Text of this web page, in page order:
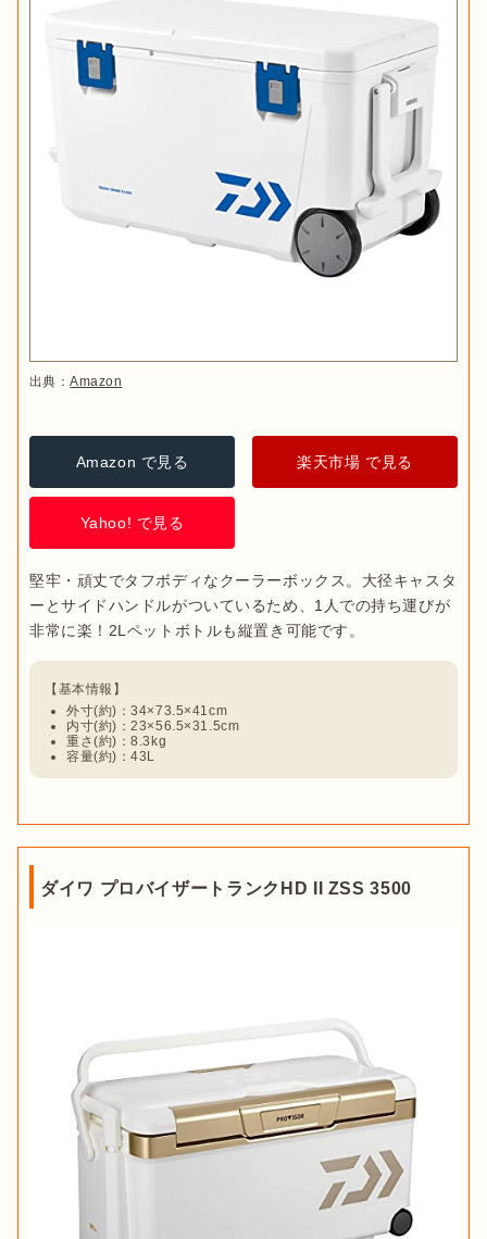
出典：Amazon
Amazon で見る 楽天市場 で見る
Yahoo! で見る
堅牢・頑丈でタフボディなクーラーボックス。大径キャスタ
ーとサイドハンドルがついているため、1人での持ち運びが
外寸(約)：34×73.5×41cm
内寸(約)：23×56.5×31.5cm
重さ(約)：8.3kg
容量(約)：43L
ダイワ プロバイザートランクHD II ZSS 3500